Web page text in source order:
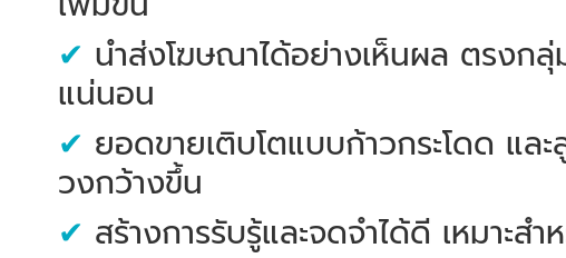
✔ นำส่งโฆษณาได้อย่างเห็นผล ตรงกลุ่
แน่นอน
✔ ยอดขายเติบโตแบบก้าวกระโดด และ
วงกว้างขึ้น
✔ สร้างการรับรู้และจดจำได้ดี เหมาะส